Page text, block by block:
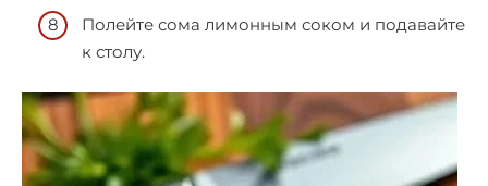
Полейте сома лимонным соком и подавайте
к столу.